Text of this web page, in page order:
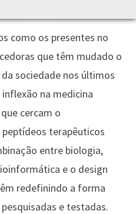
como os presentes no
que têm mudado o
sociedade nos últimos
na medicina
cercam o
terapêuticos
entre biologia,
e o design
redefinindo a forma
e testadas.